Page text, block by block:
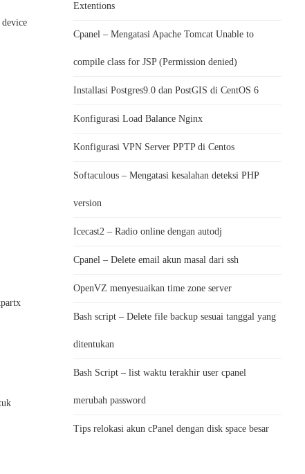
Extentions
Cpanel – Mengatasi Apache Tomcat Unable to
compile class for JSP (Permission denied)
Installasi Postgres9.0 dan PostGIS di CentOS 6
Konfigurasi Load Balance Nginx
Konfigurasi VPN Server PPTP di Centos
Softaculous – Mengatasi kesalahan deteksi PHP
version
Icecast2 – Radio online dengan autodj
Cpanel – Delete email akun masal dari ssh
OpenVZ menyesuaikan time zone server
Bash script – Delete file backup sesuai tanggal yang
ditentukan
Bash Script – list waktu terakhir user cpanel
merubah password
Tips relokasi akun cPanel dengan disk space besar